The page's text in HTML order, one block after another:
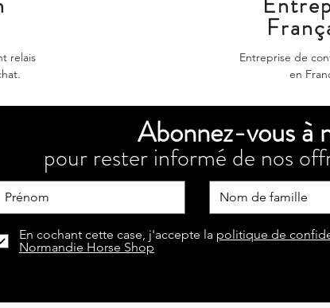
relais
Entreprise de
en
Abonnez-vous à
pour rester informé de nos
En cochant cette case, j'accepte la politique de
Normandie Horse Shop